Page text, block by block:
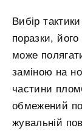
Вибір
поразки,
може
заміною на
частини
обмежений по
жувальній